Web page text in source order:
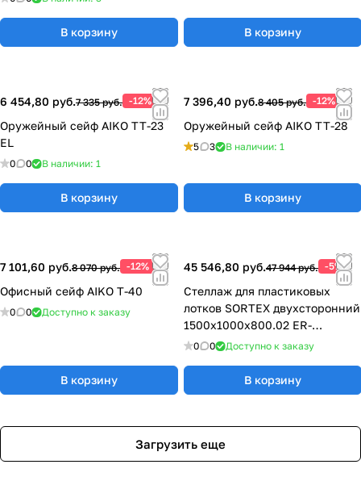
В корзину В корзину
6 454,80 руб.7 335 руб. -12%
Оружейный сейф AIKO TT-23
EL
0 0 В наличии: 1
В корзину
7 396,40 руб.8 405 руб. -12%
Оружейный сейф AIKO TT-28
5 3 В наличии: 1
В корзину
7 101,60 руб.8 070 руб. -12%
Офисный сейф AIKO Т-40
0 0 Доступно к заказу
В корзину
45 546,80 руб.47 944 руб. -5%
Стеллаж для пластиковых
лотков SORTEX двухсторонний
1500x1000x800.02 ER-
00023959
0 0 Доступно к заказу
В корзину
Загрузить еще